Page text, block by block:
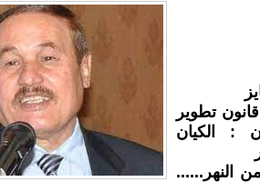
تطوير
: الكيان
النهر......